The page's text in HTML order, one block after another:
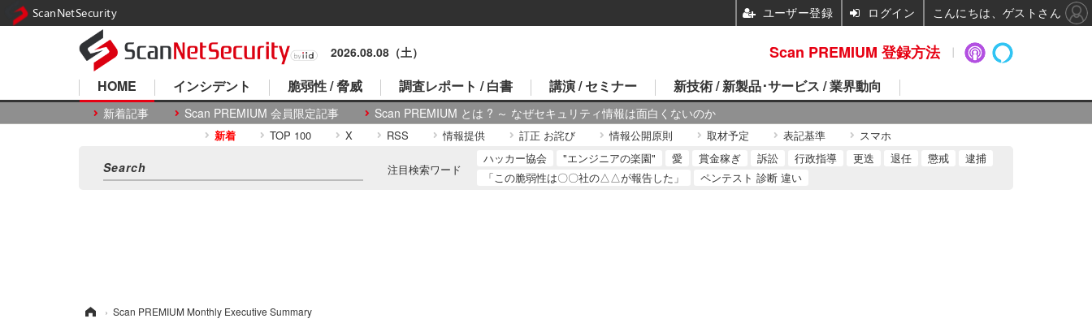
2026.08.08（土）
HOME
新着記事 Scan PREMIUM 会員限定記事 Scan PREMIUM とは ? ～ なぜセキュリティ情報は面白くないのか
インシデント 脆弱性 / 脅威 調査レポート / 白書 講演 / セミナー 新技術 / 新製品･サービス / 業界動向
新着 TOP 100 X RSS 情報提供 訂正 お詫び 情報公開原則 取材予定 表記基準 スマホ
注目検索ワード
ハッカー協会 "エンジニアの楽園" 愛 賞金稼ぎ 訴訟 行政指導 更迭 退任 懲戒
逮捕
「この脆弱性は〇〇社の△△が報告した」
ペンテスト 診断 違い
› Scan PREMIUM Monthly Executive Summary
Scan PREMIUM 登録方法
ScanNetSecurity ユーザー登録 ログイン こんにちは、ゲストさん